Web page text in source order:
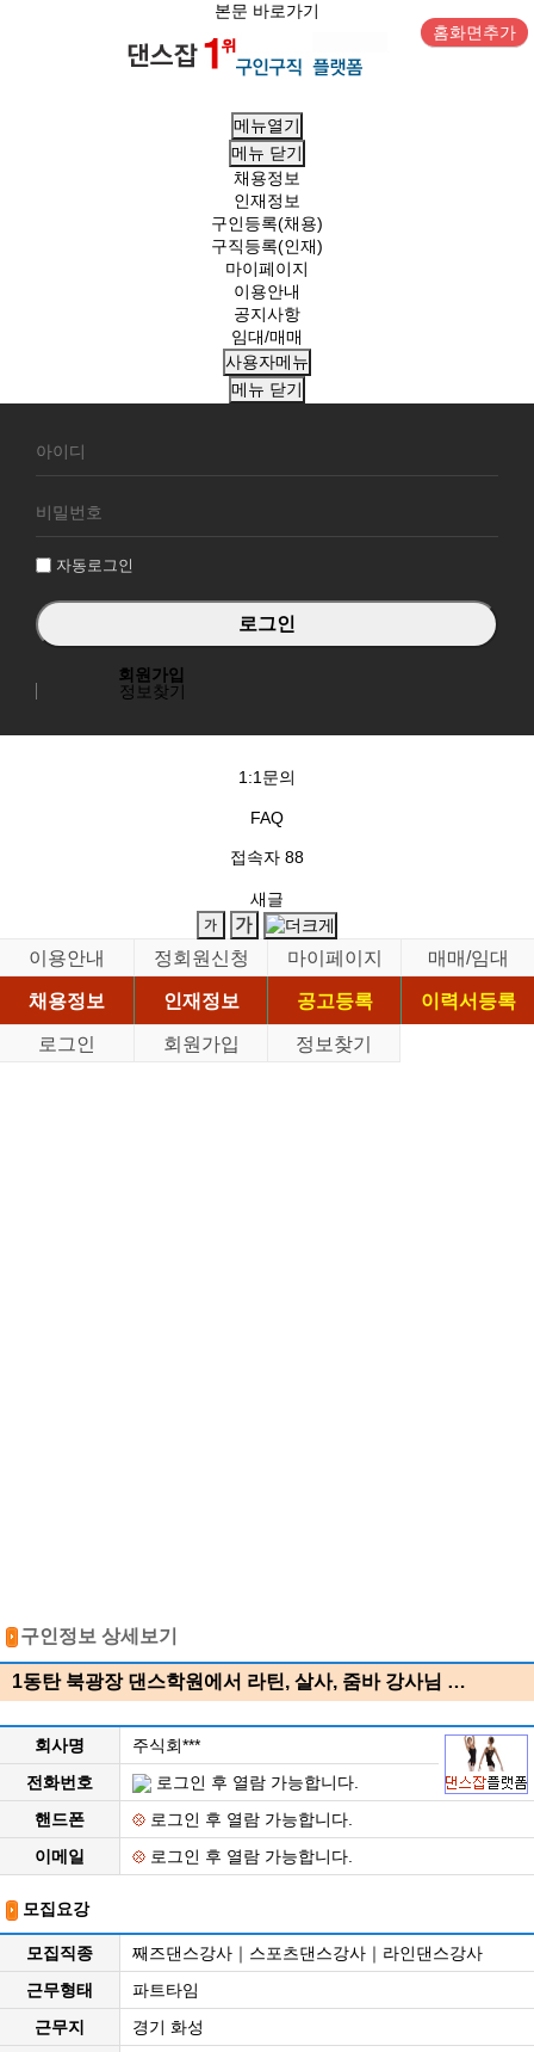
본문 바로가기
홈화면추가
메뉴열기
메뉴 닫기
채용정보
인재정보
구인등록(채용)
구직등록(인재)
마이페이지
이용안내
공지사항
임대/매매
사용자메뉴
메뉴 닫기
원
그
자동로그인
회원가입
정보찾기
1:1문의
FAQ
접속자 88
새글
이용안내 정회원신청 마이페이지
매매/임대
채용정보
인재정보 공고등록
이력서등록
로그인
회원가입 정보찾기
구인정보 상세보기
1동탄 북광장 댄스학원에서 라틴, 살사, 줌바 강사님 …
회사명
주식회***
전화번호
로그인 후 열람 가능합니다.
핸드폰
로그인 후 열람 가능합니다.
이메일
로그인 후 열람 가능합니다.
모집요강
모집직종
째즈댄스강사｜스포츠댄스강사｜라인댄스강사
근무형태
파트타임
근무지
경기 화성